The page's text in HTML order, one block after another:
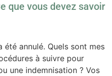
que vous devez savoir
annulé. Quels sont mes
à suivre pour
une indemnisation ? Vos